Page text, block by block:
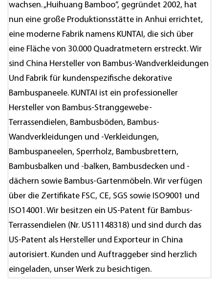
wachsen. „Huihuang Bamboo“, gegründet 2002, hat
nun eine große Produktionsstätte in Anhui errichtet,
eine moderne Fabrik namens KUNTAI, die sich über
eine Fläche von 30.000 Quadratmetern erstreckt. Wir
sind China Hersteller von Bambus-Wandverkleidungen
Und Fabrik für kundenspezifische dekorative
Bambuspaneele. KUNTAI ist ein professioneller
Hersteller von Bambus-Stranggewebe-
Terrassendielen, Bambusböden, Bambus-
Wandverkleidungen und -Verkleidungen,
Bambuspaneelen, Sperrholz, Bambusbrettern,
Bambusbalken und -balken, Bambusdecken und -
dächern sowie Bambus-Gartenmöbeln. Wir verfügen
über die Zertifikate FSC, CE, SGS sowie ISO9001 und
ISO14001. Wir besitzen ein US-Patent für Bambus-
Terrassendielen (Nr. US11148318) und sind durch das
US-Patent als Hersteller und Exporteur in China
autorisiert. Kunden und Auftraggeber sind herzlich
eingeladen, unser Werk zu besichtigen.